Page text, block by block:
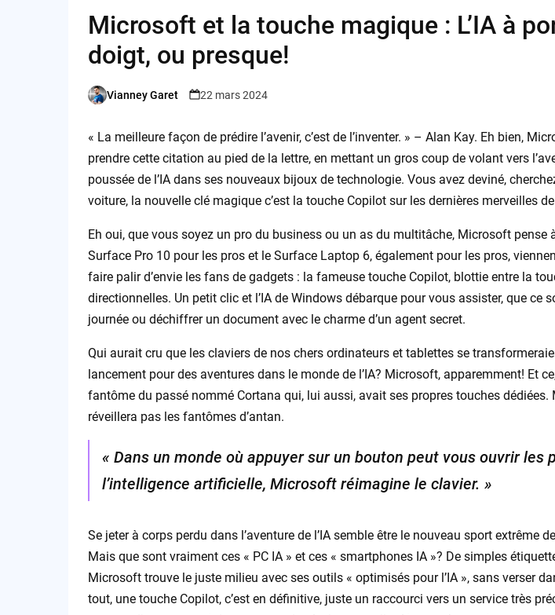
Microsoft et la touche magique : L’IA à
doigt, ou presque!
Posted
Vianney Garet 22 mars 2024
« La meilleure façon de prédire l’avenir, c’est de l’inventer. » – Alan Kay. Eh bien,
prendre cette citation au pied de la lettre, en mettant un gros coup de volant vers
poussée de l’IA dans ses nouveaux bijoux de technologie. Vous avez deviné,
voiture, la nouvelle clé magique c’est la touche Copilot sur les dernières merveilles
Eh oui, que vous soyez un pro du business ou un as du multitâche, Microsoft pense
Surface Pro 10 pour les pros et le Surface Laptop 6, également pour les pros,
faire palir d’envie les fans de gadgets : la fameuse touche Copilot, blottie entre la
directionnelles. Un petit clic et l’IA de Windows débarque pour vous assister, que ce
journée ou déchiffrer un document avec le charme d’un agent secret.
Qui aurait cru que les claviers de nos chers ordinateurs et tablettes se
lancement pour des aventures dans le monde de l’IA? Microsoft, apparemment! Et
fantôme du passé nommé Cortana qui, lui aussi, avait ses propres touches dédiées.
réveillera pas les fantômes d’antan.
« Dans un monde où appuyer sur un bouton peut vous ouvrir les
l’intelligence artificielle, Microsoft réimagine le clavier. »
Se jeter à corps perdu dans l’aventure de l’IA semble être le nouveau sport extrême
Mais que sont vraiment ces « PC IA » et ces « smartphones IA »? De simples
Microsoft trouve le juste milieu avec ses outils « optimisés pour l’IA », sans verser
tout, une touche Copilot, c’est en définitive, juste un raccourci vers un service très